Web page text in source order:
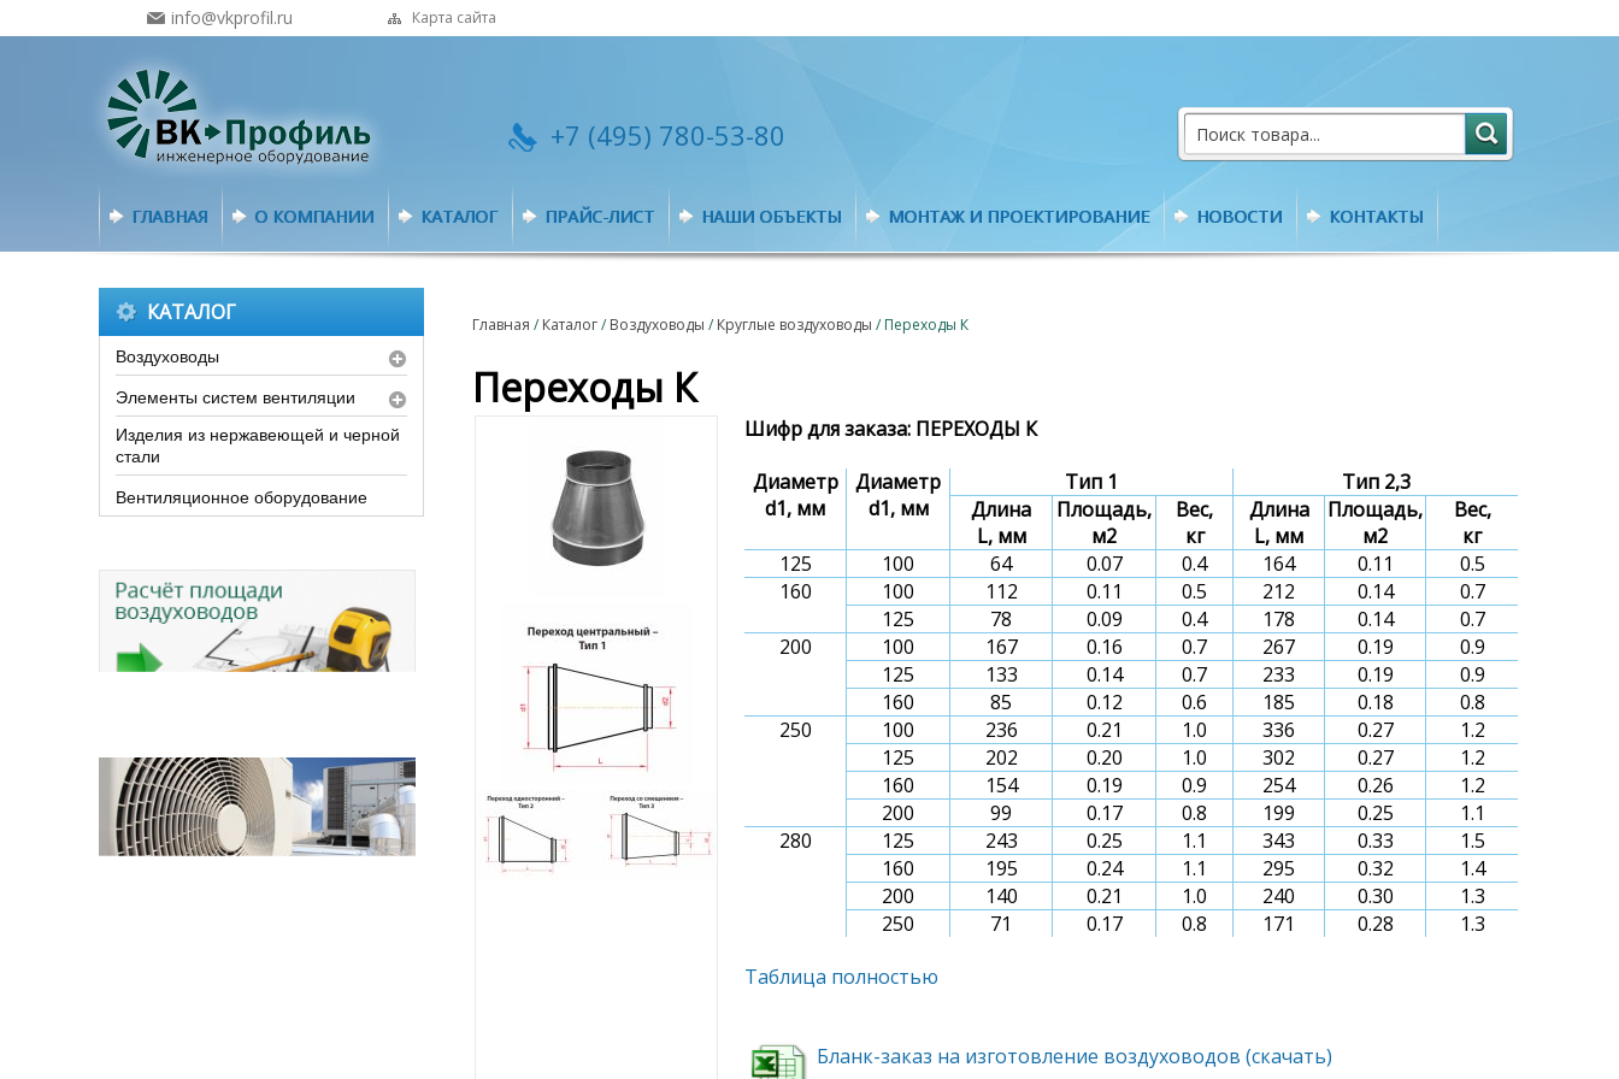
info@vkprofil.ru Карта сайта
+7 (495) 780-53-80
ГЛАВНАЯ О КОМПАНИИ КАТАЛОГ ПРАЙС-ЛИСТ НАШИ ОБЪЕКТЫ МОНТАЖ И ПРОЕКТИРОВАНИЕ НОВОСТИ КОНТАКТЫ
Главная / Каталог/ Воздуховоды / Круглые воздуховоды / Переходы К
Переходы К
Шифр для заказа: ПЕРЕХОДЫ К
Диаметр
d1, мм
Диаметр
d1, мм
Тип 1
Тип 2,3
Длина
L, мм
Площадь,
м2
Вес,
кг
Длина
L, мм
Площадь,
м2
Вес,
кг
125
100 64 0.07 0.4 164 0.11
0.5
160
100 112 0.11 0.5 212 0.14
0.7
125
78 0.09 0.4 178 0.14
0.7
200
100 167 0.16 0.7 267 0.19
0.9
125
133 0.14 0.7 233 0.19
0.9
160
85 0.12 0.6 185 0.18
0.8
250
100 236 0.21 1.0 336 0.27
1.2
125
202 0.20 1.0 302 0.27
1.2
160
154 0.19 0.9 254 0.26
1.2
200
99 0.17 0.8 199 0.25
1.1
280
125 243 0.25 1.1 343 0.33
1.5
160
195 0.24 1.1 295 0.32
1.4
200
140 0.21 1.0 240 0.30
1.3
250
71 0.17 0.8 171 0.28
1.3
Таблица полностью
Бланк-заказ на изготовление воздуховодов (скачать)
КАТАЛОГ
Воздуховоды
Элементы систем вентиляции
Изделия из нержавеющей и черной
стали
Вентиляционное оборудование